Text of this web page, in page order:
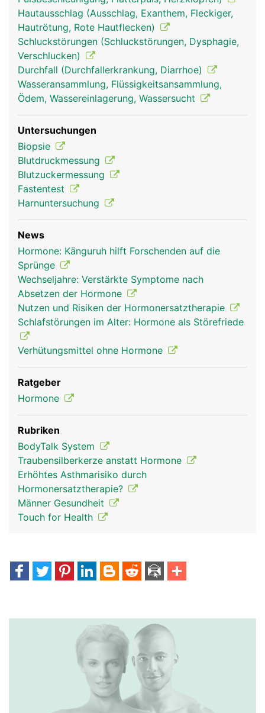
System Frau
Kopf Links Mann
Hautausschlag (Ausschlag, Exanthem, Fleckiger,
Hautrötung, Rote Hautflecken)
Schluckstörungen (Schluckstörungen, Dysphagie,
Verschlucken)
Durchfall (Durchfallerkrankung, Diarrhoe)
Wasseransammlung, Flüssigkeitsansammlung,
Ödem, Wassereinlagerung, Wassersucht
Untersuchungen
Biopsie
Blutdruckmessung
Blutzuckermessung
Fastentest
Harnuntersuchung
News
Hormone: Känguruh hilft Forschenden auf die
Sprünge
Wechseljahre: Verstärkte Symptome nach
Absetzen der Hormone
Nutzen und Risiken der Hormonersatztherapie
Schlafstörungen im Alter: Hormone als Störefriede
Verhütungsmittel ohne Hormone
Ratgeber
Hormone
Rubriken
BodyTalk System
Traubensilberkerze anstatt Hormone
Erhöhtes Asthmarisiko durch
Hormonersatztherapie?
Männer Gesundheit
Touch for Health